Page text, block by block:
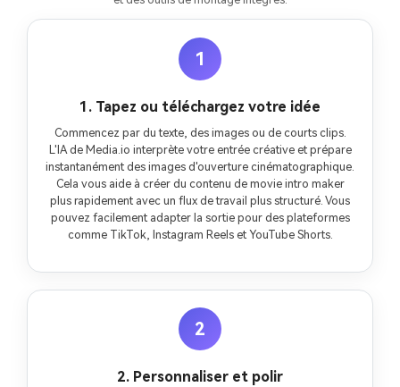
1
1. Tapez ou téléchargez votre idée
Commencez par du texte, des images ou de courts clips.
L'IA de Media.io interprète votre entrée créative et prépare
instantanément des images d'ouverture cinématographique.
Cela vous aide à créer du contenu de movie intro maker
plus rapidement avec un flux de travail plus structuré. Vous
pouvez facilement adapter la sortie pour des plateformes
comme TikTok, Instagram Reels et YouTube Shorts.
2
2. Personnaliser et polir